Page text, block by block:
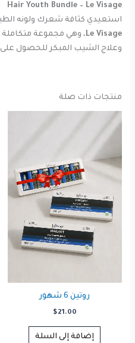
Hair Youth Bundle – Le Visage
استعيدي كثافة شعرك ولونه
Le Visage، وهي مجموعة
وعلاج الشيب المبكر للحصول على
منتجات ذات صلة
روتين 6 شهور
$21.00
إضافة إلى السلة